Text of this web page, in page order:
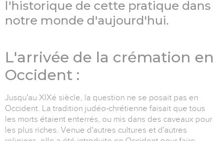
l'historique de cette pratique dans
notre monde d'aujourd'hui.
L'arrivée de la crémation en
Occident :
Jusqu'au XIXé siècle, la question ne se posait pas en
Occident. La tradition judéo-chrétienne faisait que tous
les morts étaient enterrés, ou mis dans des caveaux pour
les plus riches. Venue d'autres cultures et d'autres